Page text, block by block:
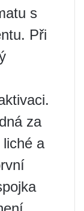
s
Při
za
a